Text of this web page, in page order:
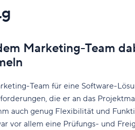
Marketing-Team
Team für eine Software-
die er an das
auch genug Flexibilität und
vor allem eine Prüfungs- und